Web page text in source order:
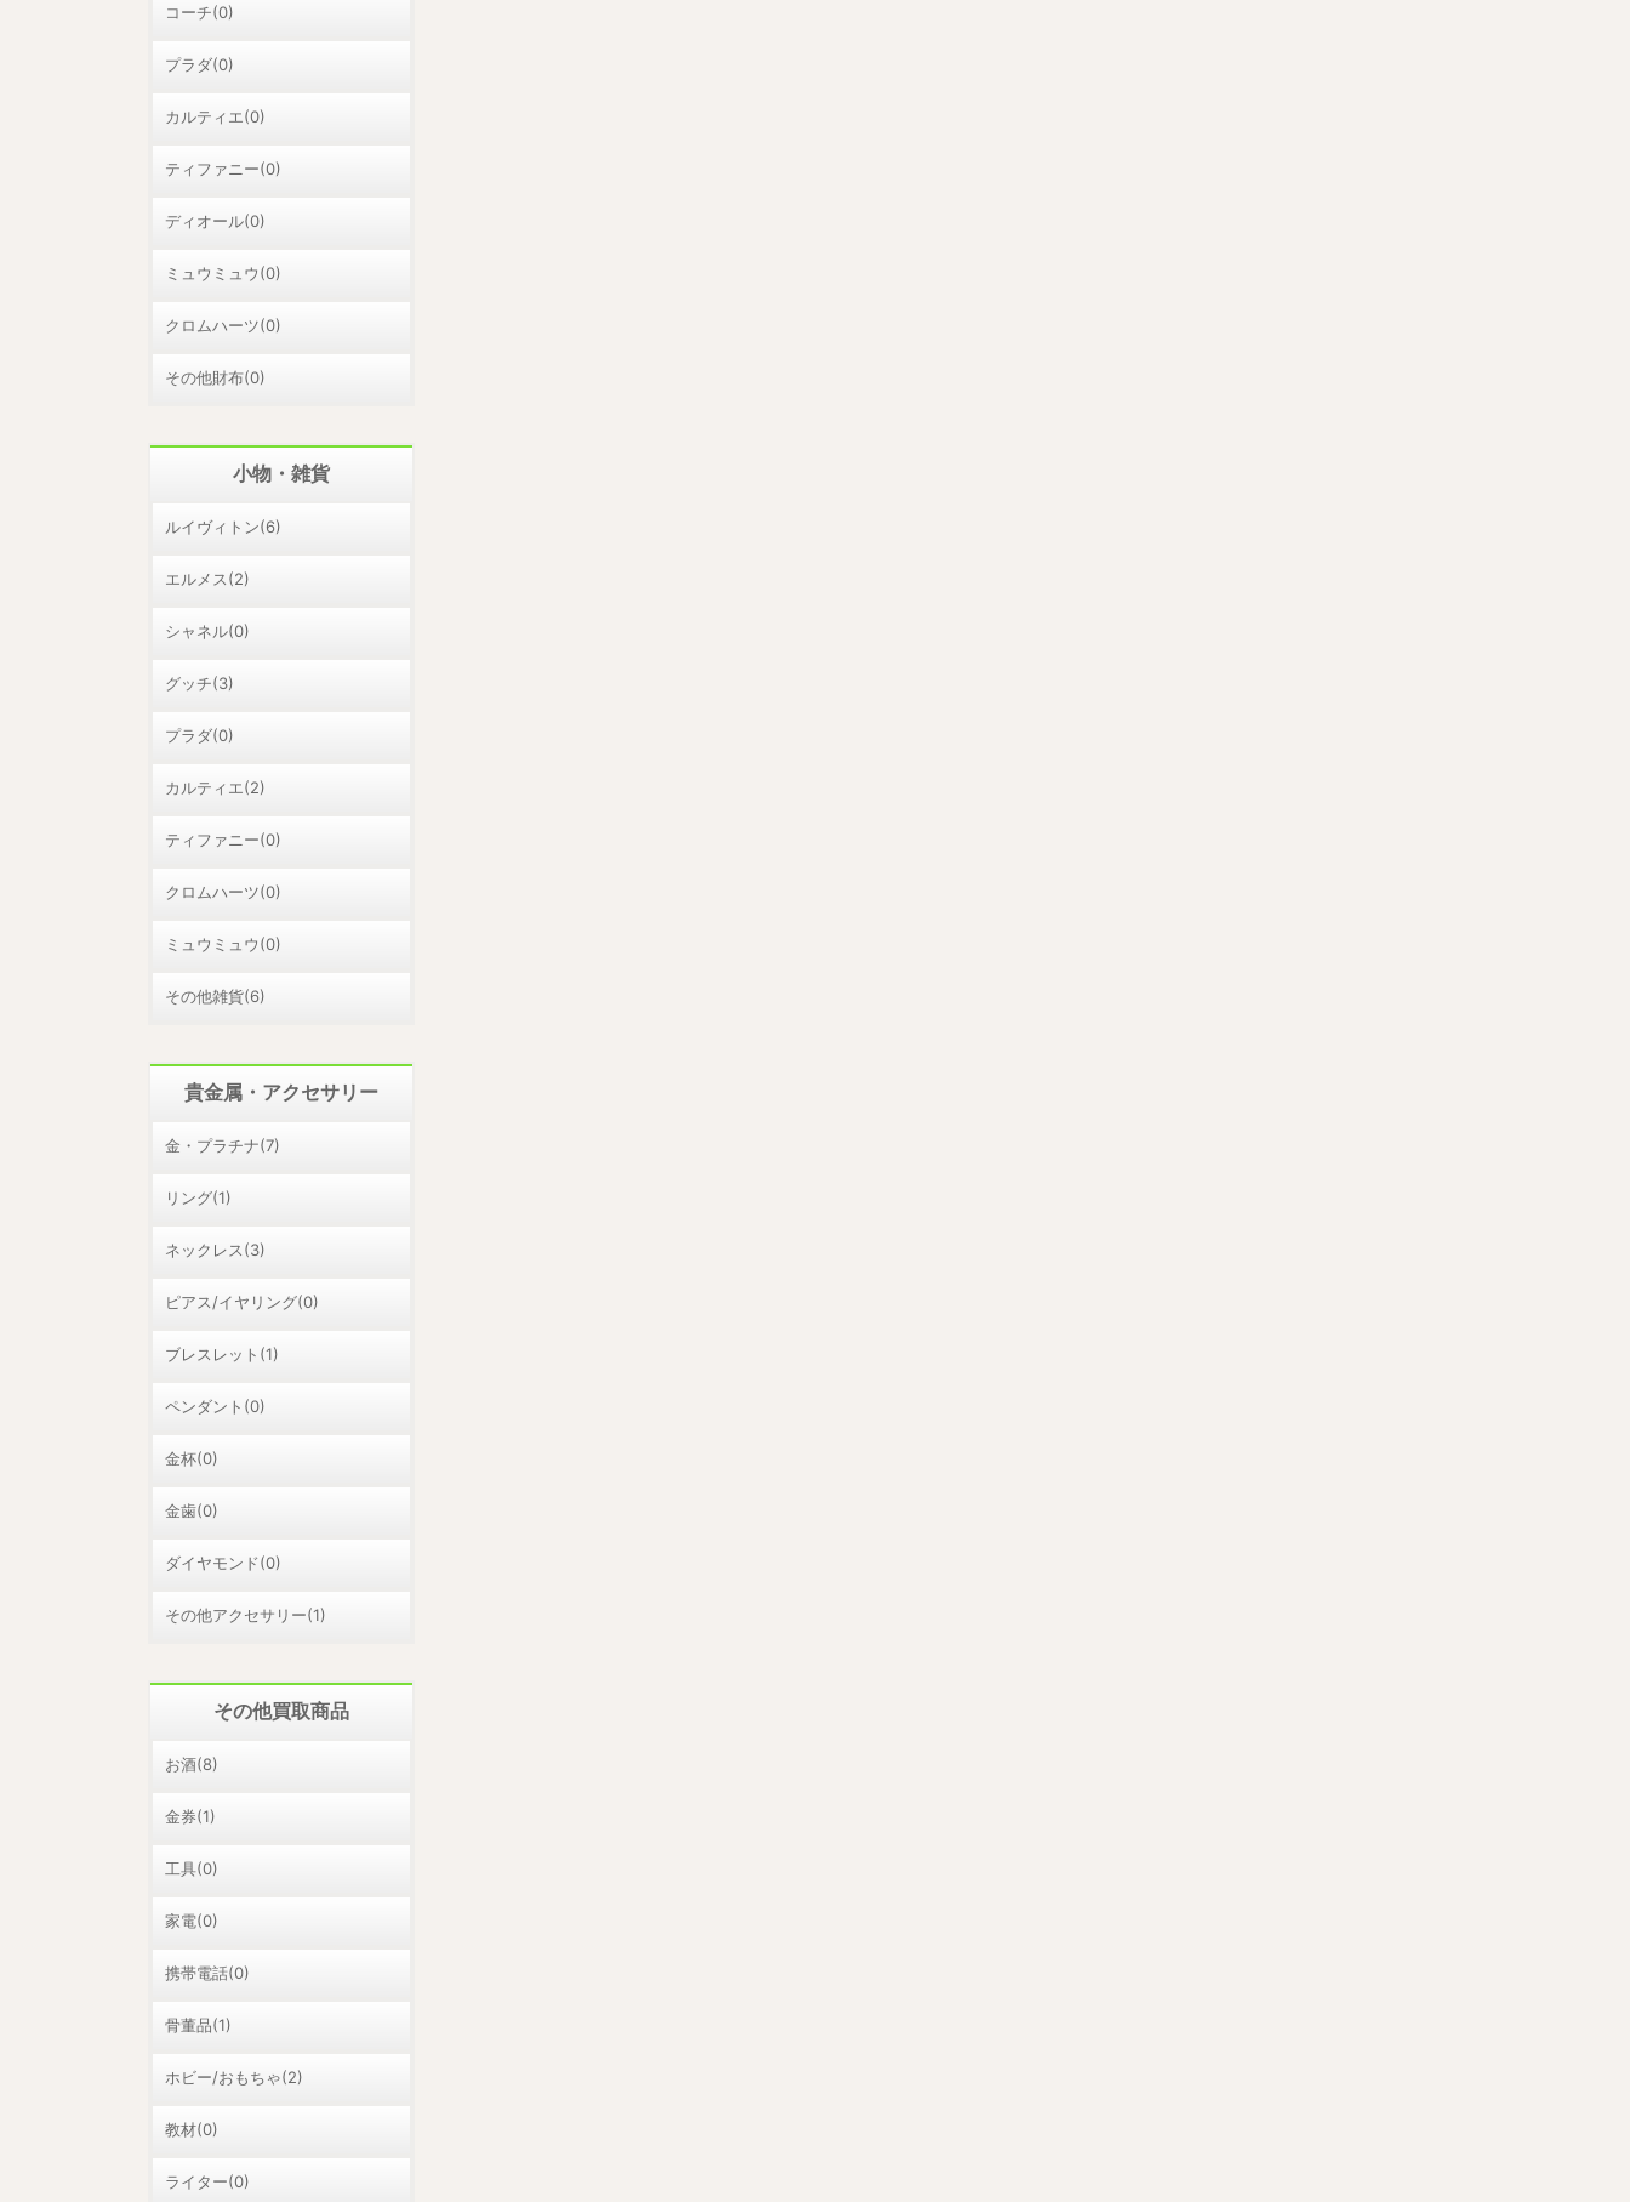
コーチ(0)
プラダ(0)
カルティエ(0)
ティファニー(0)
ディオール(0)
ミュウミュウ(0)
クロムハーツ(0)
その他財布(0)
小物・雑貨
ルイヴィトン(6)
エルメス(2)
シャネル(0)
グッチ(3)
プラダ(0)
カルティエ(2)
ティファニー(0)
クロムハーツ(0)
ミュウミュウ(0)
その他雑貨(6)
貴金属・アクセサリー
金・プラチナ(7)
リング(1)
ネックレス(3)
ピアス/イヤリング(0)
ブレスレット(1)
ペンダント(0)
金杯(0)
金歯(0)
ダイヤモンド(0)
その他アクセサリー(1)
その他買取商品
お酒(8)
金券(1)
工具(0)
家電(0)
携帯電話(0)
骨董品(1)
ホビー/おもちゃ(2)
教材(0)
ライター(0)